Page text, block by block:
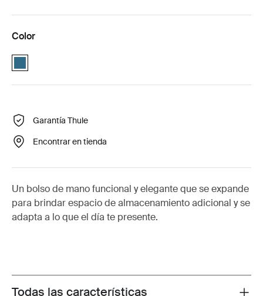
Color
Thule Spira horizontal tote Legion blue (selected)
Garantía Thule
Encontrar en tienda
Un bolso de mano funcional y elegante que se expande
para brindar espacio de almacenamiento adicional y se
adapta a lo que el día te presente.
Toggle features
Todas las características